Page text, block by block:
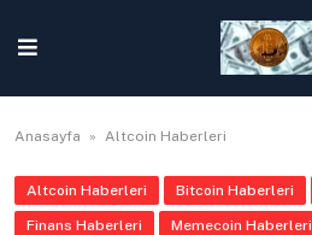
content
Anasayfa » Altcoin Haberleri
Altcoin Haberleri Bitcoin Haberleri
Finans Haberleri Memecoin Haberleri